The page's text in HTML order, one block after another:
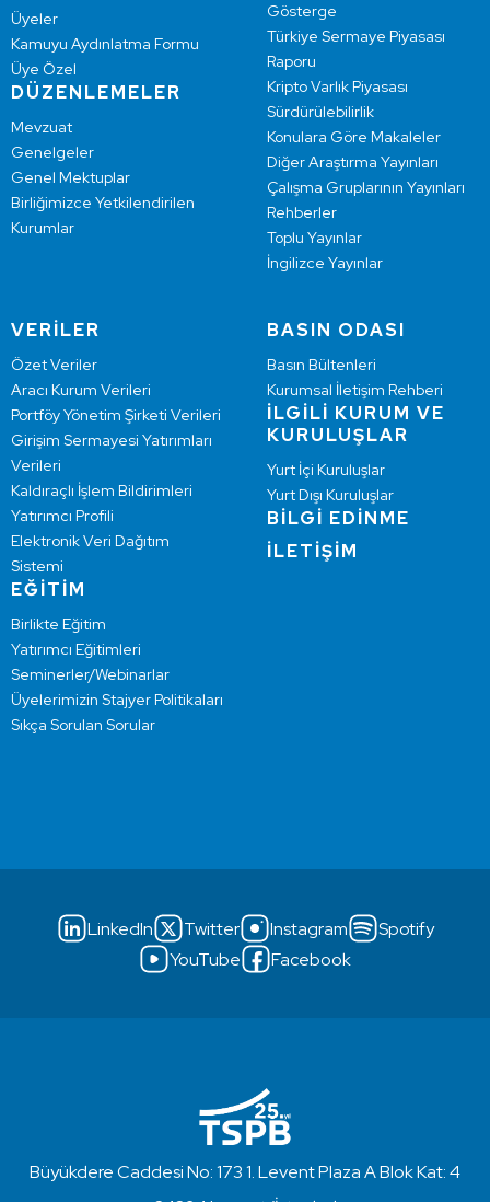
Üyeler
Kamuyu Aydınlatma Formu
Üye Özel
DÜZENLEMELER
Mevzuat
Genelgeler
Genel Mektuplar
Birliğimizce Yetkilendirilen
Kurumlar
Gösterge
Türkiye Sermaye Piyasası
Raporu
Kripto Varlık Piyasası
Sürdürülebilirlik
Konulara Göre Makaleler
Diğer Araştırma Yayınları
Çalışma Gruplarının Yayınları
Rehberler
Toplu Yayınlar
İngilizce Yayınlar
VERİLER
Özet Veriler
Aracı Kurum Verileri
Portföy Yönetim Şirketi Verileri
Girişim Sermayesi Yatırımları
Verileri
Kaldıraçlı İşlem Bildirimleri
Yatırımcı Profili
Elektronik Veri Dağıtım
Sistemi
EĞİTİM
Birlikte Eğitim
Yatırımcı Eğitimleri
Seminerler/Webinarlar
Üyelerimizin Stajyer Politikaları
Sıkça Sorulan Sorular
BASIN ODASI
Basın Bültenleri
Kurumsal İletişim Rehberi
İLGİLİ KURUM VE
KURULUŞLAR
Yurt İçi Kuruluşlar
Yurt Dışı Kuruluşlar
BİLGİ EDİNME
İLETİŞİM
LinkedIn Twitter Instagram
Spotify
YouTube
Facebook
Büyükdere Caddesi No: 173 1. Levent Plaza A Blok Kat: 4